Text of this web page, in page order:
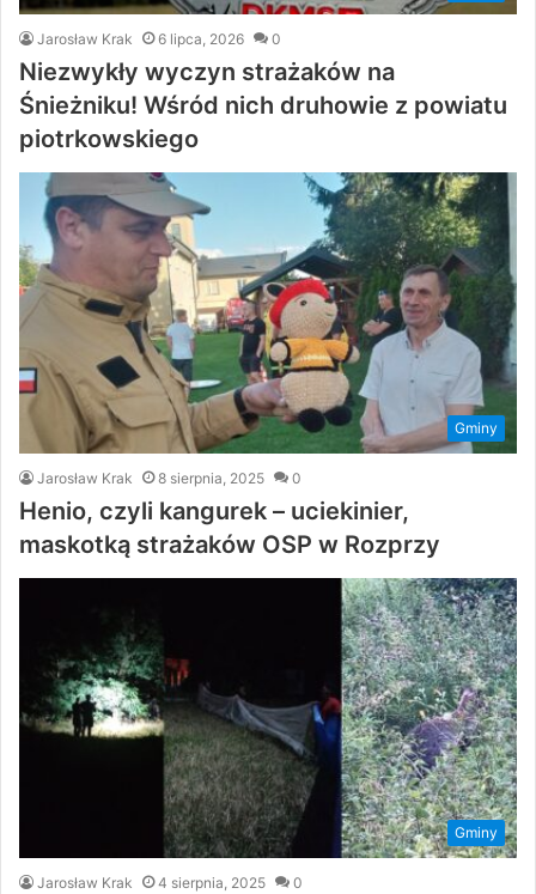
Jarosław Krak 6 lipca, 2026 0
Niezwykły wyczyn strażaków na
Śnieżniku! Wśród nich druhowie z powiatu
piotrkowskiego
Gminy
Jarosław Krak 8 sierpnia, 2025 0
Henio, czyli kangurek – uciekinier,
maskotką strażaków OSP w Rozprzy
Gminy
Jarosław Krak 4 sierpnia, 2025 0